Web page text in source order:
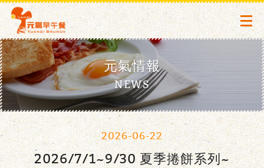
元氣情報
NEWS
2026-06-22
2026/7/1~9/30 夏季捲餅系列~